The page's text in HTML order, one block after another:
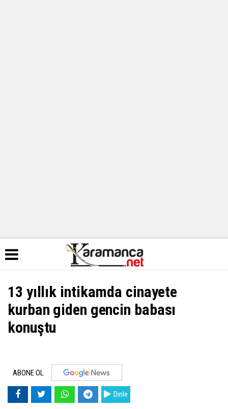
13 yıllık intikamda cinayete
kurban giden gencin babası
konuştu
ABONE OL
Dinle